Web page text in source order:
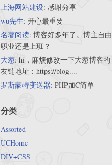
上海网站建设: 感谢分享
wu先生: 开心最重要
名著阅读: 博客好多年了。博主自由
职业还是上班？
大葱: hi，麻烦修改一下大葱博客的
友链地址：https://blog....
罗斯蒙特变送器: PHP加C简单
分类
Assorted
UCHome
DIV+CSS